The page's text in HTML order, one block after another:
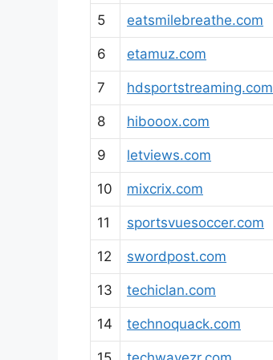
5 eatsmilebreathe.com
6 etamuz.com
7 hdsportstreaming.com
8 hibooox.com
9 letviews.com
10 mixcrix.com
11 sportsvuesoccer.com
12 swordpost.com
13 techiclan.com
14 technoquack.com